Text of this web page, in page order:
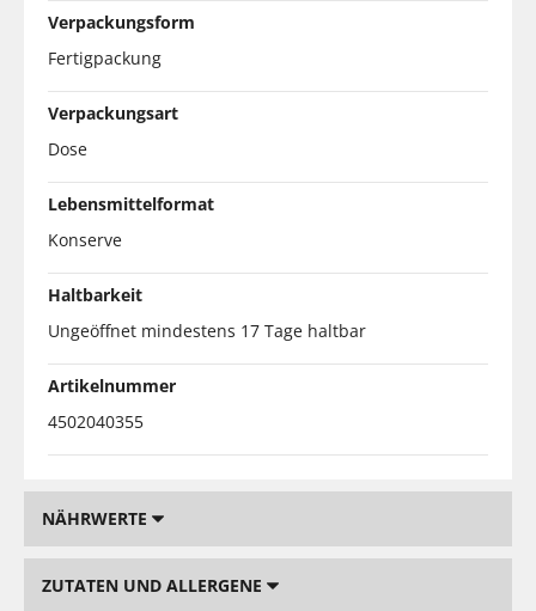
Verpackungsform
Fertigpackung
Verpackungsart
Dose
Lebensmittelformat
Konserve
Haltbarkeit
Ungeöffnet mindestens 17 Tage haltbar
Artikelnummer
4502040355
NÄHRWERTE
ZUTATEN UND ALLERGENE